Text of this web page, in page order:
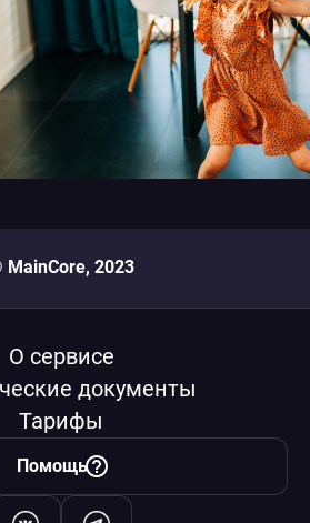
MainCore, 2023
О сервисе
документы
Тарифы
Помощь